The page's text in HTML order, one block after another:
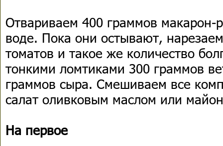
Отвариваем 400 граммов макарон-
воде. Пока они остывают,
томатов и такое же количество
тонкими ломтиками 300 граммов
граммов сыра. Смешиваем все
салат оливковым маслом или
На первое